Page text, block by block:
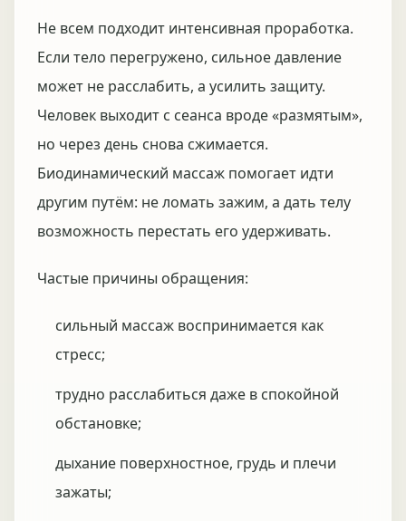
Не всем подходит интенсивная проработка.
Если тело перегружено, сильное давление
может не расслабить, а усилить защиту.
Человек выходит с сеанса вроде «размятым»,
но через день снова сжимается.
Биодинамический массаж помогает идти
другим путём: не ломать зажим, а дать телу
возможность перестать его удерживать.
Частые причины обращения:
сильный массаж воспринимается как
стресс;
трудно расслабиться даже в спокойной
обстановке;
дыхание поверхностное, грудь и плечи
зажаты;